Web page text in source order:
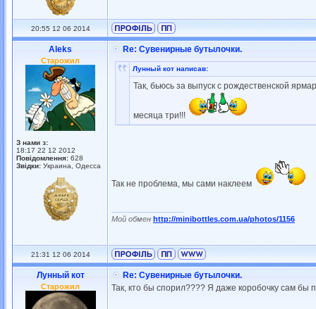
20:55 12 06 2014
Aleks
Старожил
З нами з:
18:17 22 12 2012
Повідомлення: 628
Звідки: Украина, Одесса
Re: Сувенирные бутылочки.
Лунный кот написав:
Так, бьюсь за выпуск с рождественской
месяца три!!!
Так не проблема, мы сами наклеем
Мой обмен http://minibottles.com.ua/photos/1156
21:31 12 06 2014
Лунный кот
Старожил
Re: Сувенирные бутылочки.
Так, кто бы спорил???? Я даже коробочку сам бы